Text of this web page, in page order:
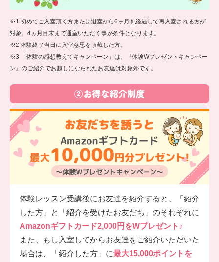
※1 初めてご入室頂く方または退室から6ヶ月を経過して再入室される方が
対象。4ヵ月目末まで通室いただく事が条件となります。
※2 体験終了当日に入室意思を頂戴した方。
※3 「体験の感想教えてキャンペーン」は、『体験Wプレゼントキャンペー
ン』のご紹介でお越しになられたお友達は対象外です。
②お得な紹介制度
体験レッスン受講後にお友達を紹介すると、「紹介
した方」と「紹介を受けたお友だち」のそれぞれに
Amazonギフトカード2,000円をWプレゼント♪
また、もし入室してからお友達をご紹介いただいた
場合は、「紹介した方」に最大15,000ポイントを